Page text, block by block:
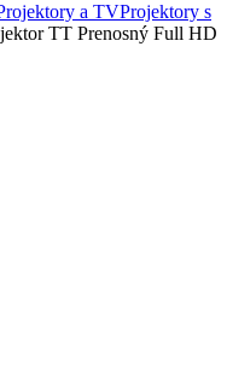
a TVProjektory s
TT Prenosný Full HD